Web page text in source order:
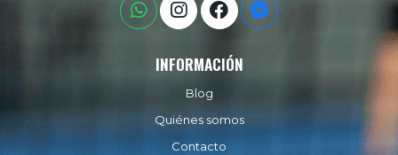
INFORMACIÓN
Blog
Quiénes somos
Contacto